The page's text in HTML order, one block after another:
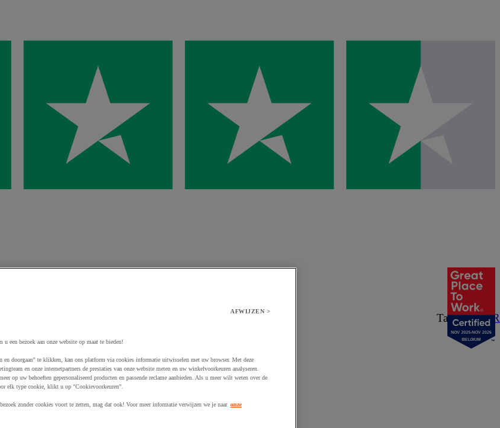
Taal:NL/FR
NOV 2025-NOV 2026
BELGIUM
AFWIJZEN >
een bezoek aan onze website op maat te bieden!
en doorgaan" te klikken, kan ons platform via cookies informatie uitwisselen met uw browser. Met deze
en onze internetpartners de prestaties van onze website meten en uw winkelvoorkeuren analyseren.
op uw behoeften gepersonaliseerd producten en passende reclame aanbieden. Als u meer wilt weten over de
elk type cookie, klikt u op "Cookievoorkeuren".
zonder cookies voort te zetten, mag dat ook! Voor meer informatie verwijzen we je naar onze